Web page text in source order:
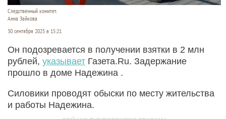
Следственный комитет.
Анна Зайкова
30 сентября 2025 в 15:21
Он подозревается в получении взятки в 2 млн
рублей, указывает Газета.Ru. Задержание
прошло в доме Надежина .
Силовики проводят обыски по месту жительства
и работы Надежина.